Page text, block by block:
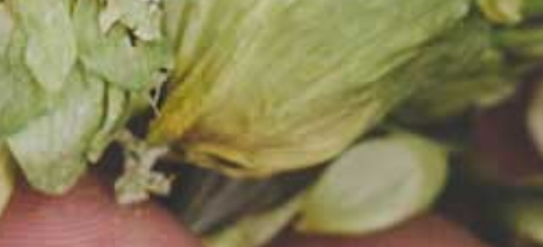
2024-06-01
LETNIE WIECZORY I NOCNE
FIGLE W LIDLU!